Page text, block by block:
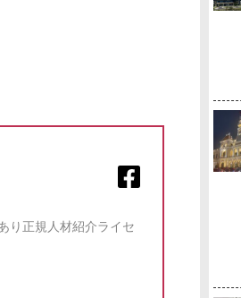
り正規人材紹介ライセ